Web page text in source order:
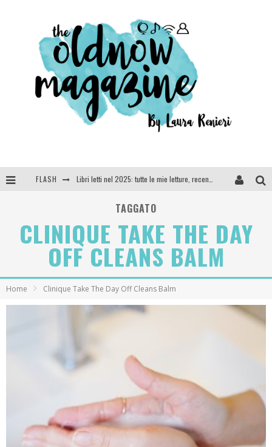
FLASH
SEE YOU AT 5 | Chanel
Anya Taylor-Joy, Jisoo e Willow Smith protagoniste della nuova campagna Dior Addict
TAGGATO
CLINIQUE TAKE THE DAY
OFF CLEANS BALM
Home Clinique Take The Day Off Cleans Balm